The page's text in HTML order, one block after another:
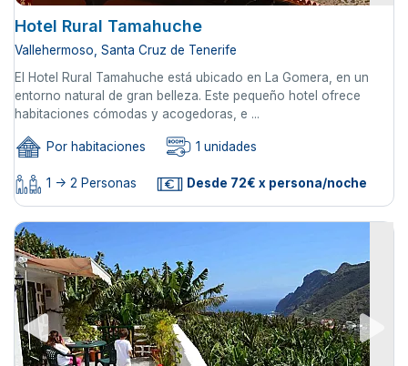
Hotel Rural Tamahuche
Vallehermoso, Santa Cruz de Tenerife
El Hotel Rural Tamahuche está ubicado en La Gomera, en un
entorno natural de gran belleza. Este pequeño hotel ofrece
habitaciones cómodas y acogedoras, e ...
Por habitaciones 1 unidades
1 -> 2 Personas Desde 72€ x persona/noche